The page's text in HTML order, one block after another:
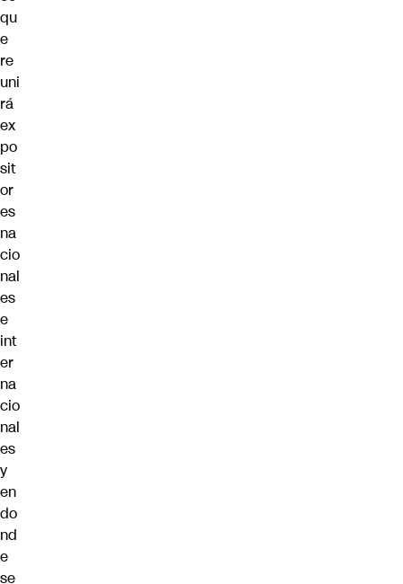
qu
e
re
uni
rá
ex
po
sit
or
es
na
cio
nal
es
e
int
er
na
cio
nal
es
y
en
do
nd
e
se